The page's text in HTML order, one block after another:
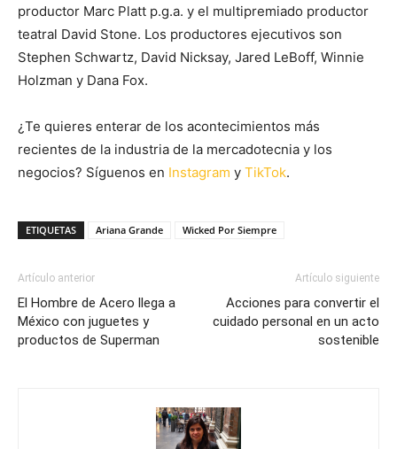
productor Marc Platt p.g.a. y el multipremiado productor
teatral David Stone. Los productores ejecutivos son
Stephen Schwartz, David Nicksay, Jared LeBoff, Winnie
Holzman y Dana Fox.
¿Te quieres enterar de los acontecimientos más
recientes de la industria de la mercadotecnia y los
negocios? Síguenos en Instagram y TikTok.
ETIQUETAS Ariana Grande Wicked Por Siempre
Artículo anterior
El Hombre de Acero llega a
México con juguetes y
productos de Superman
Artículo siguiente
Acciones para convertir el
cuidado personal en un acto
sostenible